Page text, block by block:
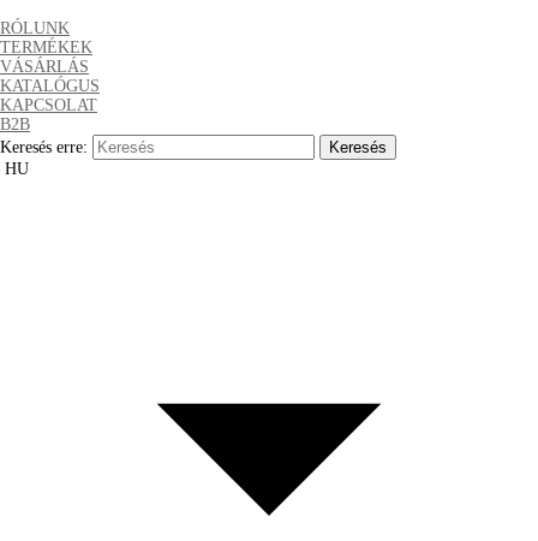
RÓLUNK
TERMÉKEK
VÁSÁRLÁS
KATALÓGUS
KAPCSOLAT
B2B
Keresés erre:
HU